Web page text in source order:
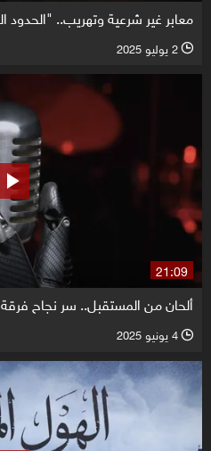
معابر غير شرعية وتهريب.. "الحدود
l 2 يوليو 2025
21:09
ألحان من المستقبل.. سر نجاح
l 4 يونيو 2025